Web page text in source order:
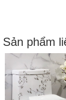
Sản phẩm